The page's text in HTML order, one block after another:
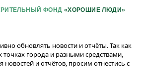
ФОНД «ХОРОШИЕ ЛЮДИ»
обновлять новости и отчёты. Так как
точках города и разными средствами,
и отчётов, просим отнестись с